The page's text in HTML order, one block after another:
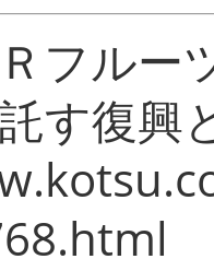
フルー
す復興